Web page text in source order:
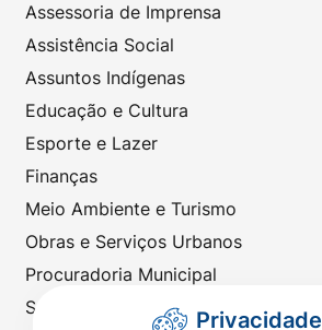
Assessoria de Imprensa
Assistência Social
Assuntos Indígenas
Educação e Cultura
Esporte e Lazer
Finanças
Meio Ambiente e Turismo
Obras e Serviços Urbanos
Procuradoria Municipal
Saúde
Privacidade